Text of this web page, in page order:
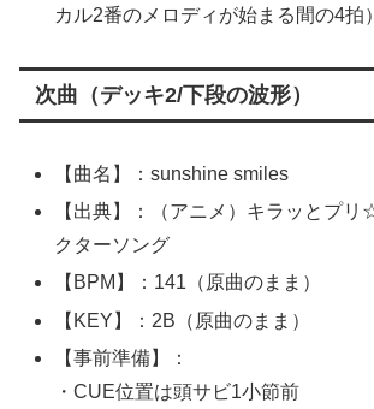
カル2番のメロディが始まる間の4拍
次曲（デッキ2/下段の波形）
【曲名】：sunshine smiles
【出典】：（アニメ）キラッとプ
クターソング
【BPM】：141（原曲のまま）
【KEY】：2B（原曲のまま）
【事前準備】：
・CUE位置は頭サビ1小節前